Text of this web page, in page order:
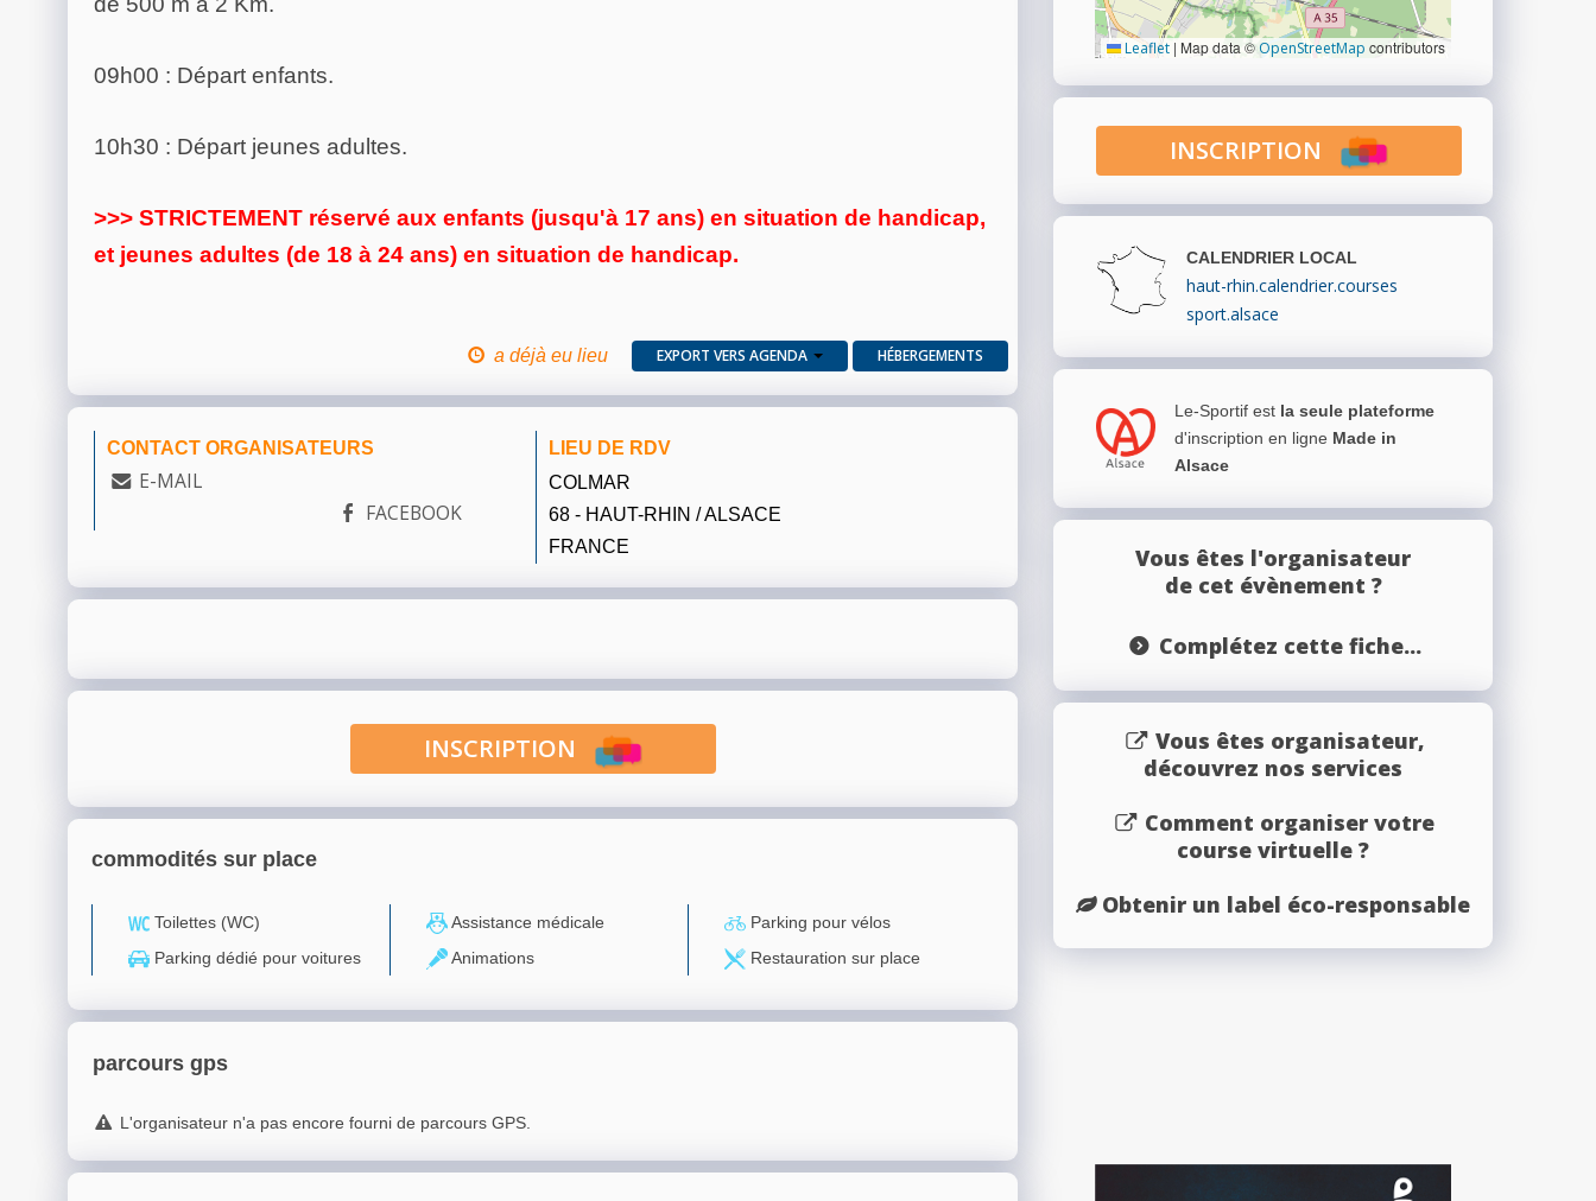
09h00 : Départ enfants.
10h30 : Départ jeunes adultes.
>>> STRICTEMENT réservé aux enfants (jusqu'à 17 ans) en situation de handicap,
et jeunes adultes (de 18 à 24 ans) en situation de handicap.
a déjà eu lieu EXPORT VERS AGENDA HÉBERGEMENTS
CONTACT ORGANISATEURS
E-MAIL
FACEBOOK
LIEU DE RDV
COLMAR
68 - HAUT-RHIN / ALSACE
FRANCE
INSCRIPTION
commodités sur place
Toilettes (WC) Assistance médicale
Parking pour vélos
Parking dédié pour voitures
Animations Restauration sur place
parcours gps
L'organisateur n'a pas encore fourni de parcours GPS.
Leaflet | Map data ©OpenStreetMap contributors
INSCRIPTION
CALENDRIER LOCAL
haut-rhin.calendrier.courses
sport.alsace
Le-Sportif est la seule plateforme
d'inscription en ligne Made in
Alsace
Vous êtes l'organisateur
de cet évènement ?
Complétez cette fiche...
Vous êtes organisateur,
découvrez nos services
Comment organiser votre
course virtuelle ?
Obtenir un label éco-responsable